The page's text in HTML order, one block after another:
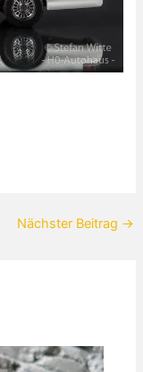
Nächster Beitrag →